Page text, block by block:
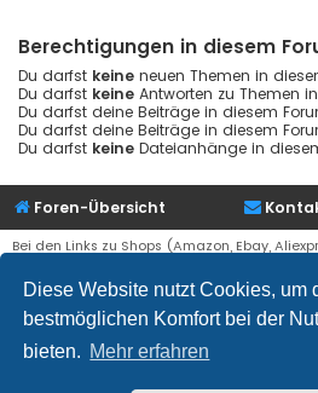
Diese Website nutzt Cookies, um
bestmöglichen Komfort bei der
bieten. Mehr erfahren
Berechtigungen in diesem
Du darfst keine neuen Themen in
Du darfst keine Antworten zu Themen
Du darfst deine Beiträge in diesem
Du darfst deine Beiträge in diesem
Du darfst keine Dateianhänge in
Foren-Übersicht
Bei den Links zu Shops (Amazon, Ebay,
Stern (*) markiert sind, kann es sich um
den Kauf eines Produktes über
Umsatzbeteiligung gutgeschrieben. Für
Einnahmen helfen die